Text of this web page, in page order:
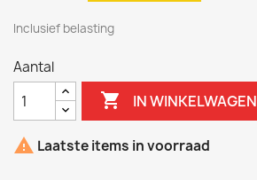
Inclusief belasting
Aantal
 IN WINKELWAGEN
 Laatste items in voorraad